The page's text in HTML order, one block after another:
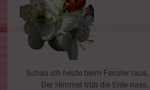
Schau ich heute beim Fenster
Der Himmel trüb die Erde